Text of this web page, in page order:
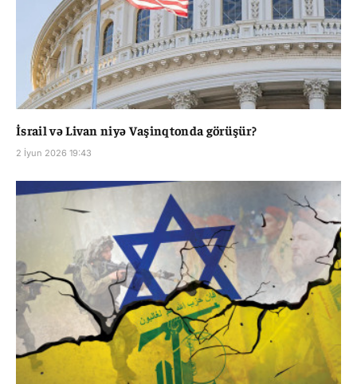
İsrail və Livan niyə Vaşinqtonda görüşür?
2 İyun 2026 19:43